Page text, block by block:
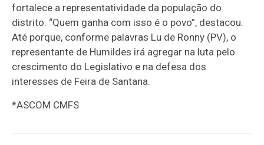
fortalece a representatividade da população do
distrito. “Quem ganha com isso é o povo”, destacou.
Até porque, conforme palavras Lu de Ronny (PV), o
representante de Humildes irá agregar na luta pelo
crescimento do Legislativo e na defesa dos
interesses de Feira de Santana.
*ASCOM CMFS